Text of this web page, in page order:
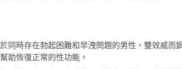
同時存在勃起困難和早洩問題的男性， 雙效威而
助恢復正常的性功能。